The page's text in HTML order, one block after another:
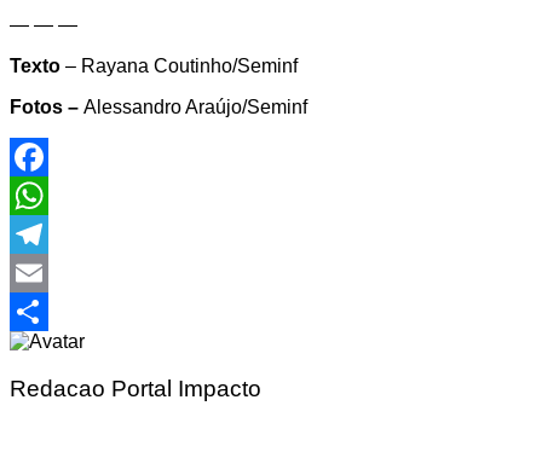
— — —
Texto – Rayana Coutinho/Seminf
Fotos – Alessandro Araújo/Seminf
Facebook
WhatsApp
Telegram
Email
Share
Redacao Portal Impacto